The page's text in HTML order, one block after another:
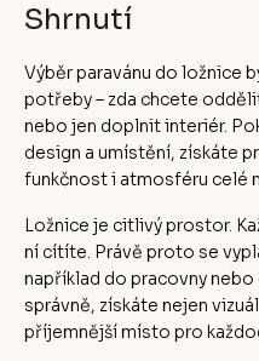
Shrnutí
Výběr paravánu do ložnice
potřeby – zda chcete
nebo jen doplnit interiér.
design a umístění, získáte
funkčnost i atmosféru celé
Ložnice je citlivý prostor.
ní cítíte. Právě proto se
například do pracovny
správně, získáte nejen
příjemnější místo pro